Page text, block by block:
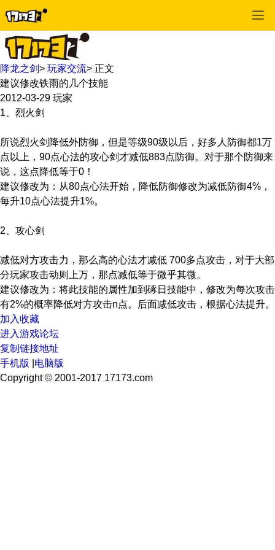
降龙之剑> 玩家交流> 正文
建议修改铁雨的几个技能
2012-03-29 玩家
1、烈火剑
所说烈火剑降低外防御，但是等级90级以后，好多人防御都1万
点以上，90点心法的攻心剑才减低883点防御。对于那个防御来
说，这点降低等于0！
建议修改为：从80点心法开始，降低防御修改为减低防御4%，
每升10点心法提升1%。
2、攻心剑
减低对方攻击力，那么高的心法才减低 700多点攻击，对于大部
分玩家攻击动则上万，那点减低等于微乎其微。
建议修改为：将此技能的属性加到硺日技能中，修改为每次攻击
有2%的概率降低对方攻击n点。后面减低攻击，根据心法提升。
加入收藏
进入游戏论坛
复制链接地址
手机版
电脑版
Copyright © 2001-2017 17173.com